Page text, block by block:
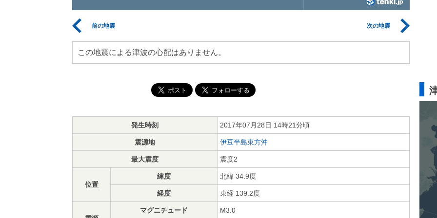
前の地震 次の地震
この地震による津波の心配はありません。
発生時刻 2017年07月28日 14時21分頃
震源地 伊豆半島東方沖
最大震度 震度2
位置
緯度 北緯 34.9度
経度 東経 139.2度
マグニチュード M3.0